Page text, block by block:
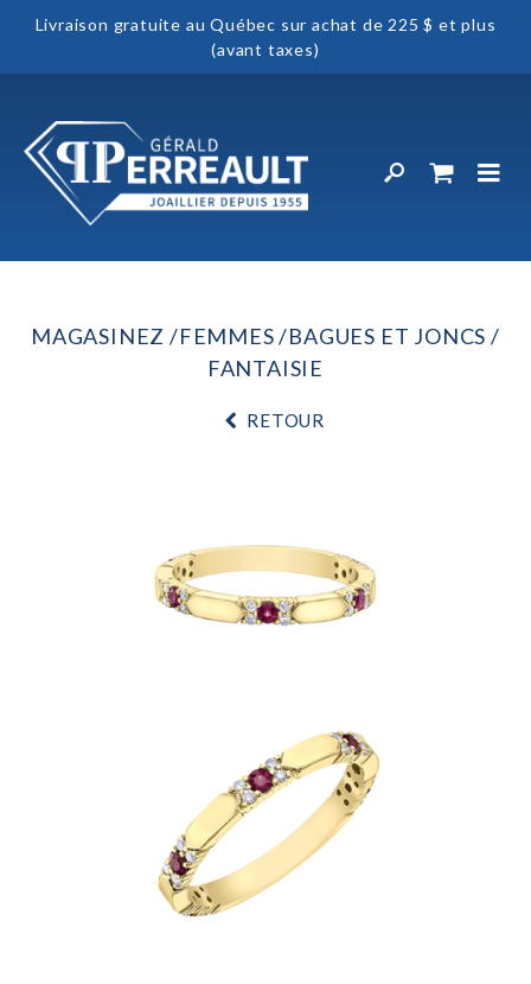
Livraison gratuite au Québec sur achat de 225 $ et plus
(avant taxes)
MAGASINEZ FEMMES
BAGUES ET JONCS
FANTAISIE
RETOUR